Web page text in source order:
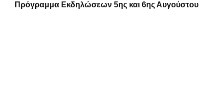
Πρόγραμμα Εκδηλώσεων 5ης και 6ης Αυγούστου